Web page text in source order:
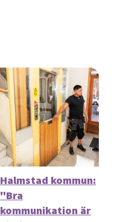
Halmstad kommun:
"Bra
kommunikation är